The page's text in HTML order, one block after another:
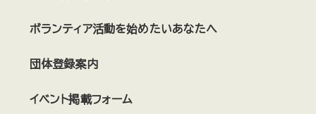
ボランティア活動を始めたいあなたへ
団体登録案内
イベント掲載フォーム